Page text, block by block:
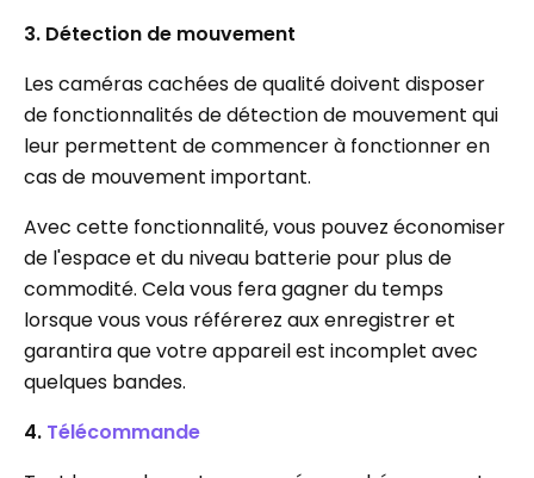
3. Détection de mouvement
Les caméras cachées de qualité doivent disposer
de fonctionnalités de détection de mouvement qui
leur permettent de commencer à fonctionner en
cas de mouvement important.
Avec cette fonctionnalité, vous pouvez économiser
de l'espace et du niveau batterie pour plus de
commodité. Cela vous fera gagner du temps
lorsque vous vous référerez aux enregistrer et
garantira que votre appareil est incomplet avec
quelques bandes.
4. Télécommande